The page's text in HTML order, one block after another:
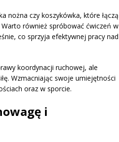
nożna czy koszykówka, które łączą
również spróbować ćwiczeń w
co sprzyja efektywnej pracy nad
koordynacji ruchowej, ale
Wzmacniając swoje umiejętności
oraz w sporcie.
i